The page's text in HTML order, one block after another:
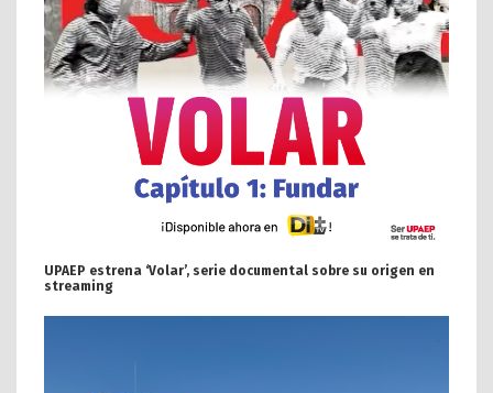
UPAEP estrena ‘Volar’, serie documental sobre su origen en
streaming